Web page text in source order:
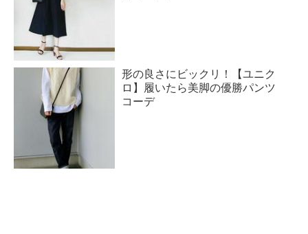
形の良さにビックリ！【ユニク
ロ】履いたら美脚の優勝パンツ
コーデ